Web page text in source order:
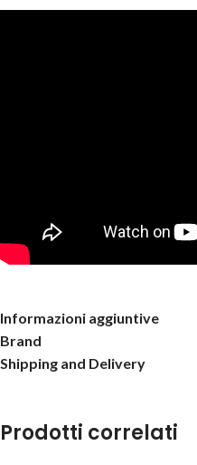
VALKEIN SERVANT
Informazioni aggiuntive
Brand
Shipping and Delivery
Prodotti correlati